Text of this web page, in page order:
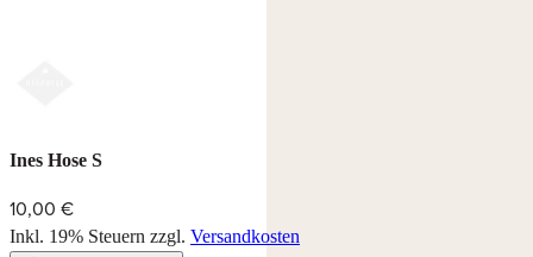
Ines Hose S
10,00 €
Inkl. 19% Steuern zzgl. Versandkosten